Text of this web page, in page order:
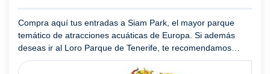
Compra aquí tus entradas a Siam Park, el mayor parque
temático de atracciones acuáticas de Europa. Si además
deseas ir al Loro Parque de Tenerife, te recomendamos
adquirir el Twin Ticket, que te permitirá acceder a ambos